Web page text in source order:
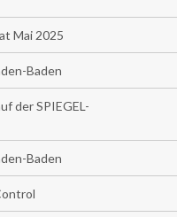
Mai 2025
Baden
der SPIEGEL-
Baden